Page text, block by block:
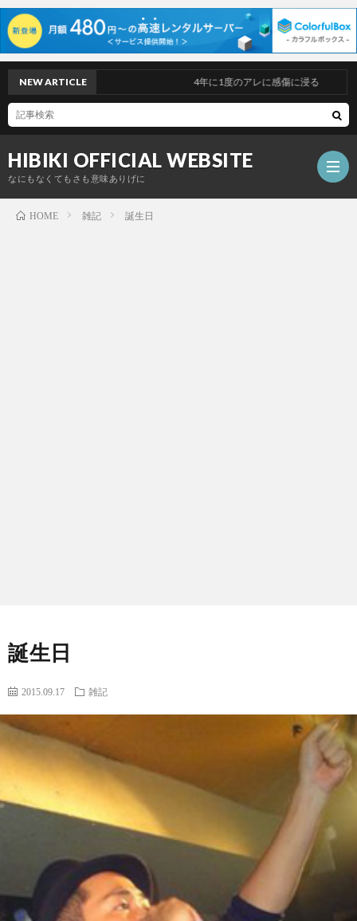
HIBIKI OFFICIAL WEBSITE
なにもなくてもさも意味ありげに
NEW ARTICLE 4年に1度のアレに感傷に浸る
HOME 雑記 誕生日
誕生日
2015.09.17 雑記